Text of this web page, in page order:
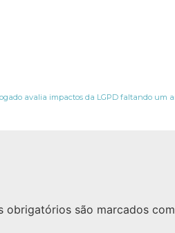
obrigatórios são marcados com